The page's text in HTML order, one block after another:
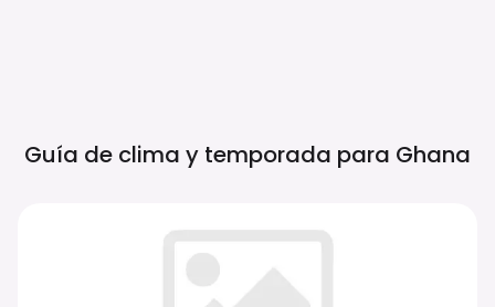
Guía de clima y temporada para Ghana